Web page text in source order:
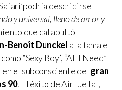
describirse
y universal, lleno de amor y
que catapultó
Benoît Dunckel a la fama e
“Sexy Boy”, “All I Need”
en el subconsciente del gran
90. El éxito de Air fue tal,